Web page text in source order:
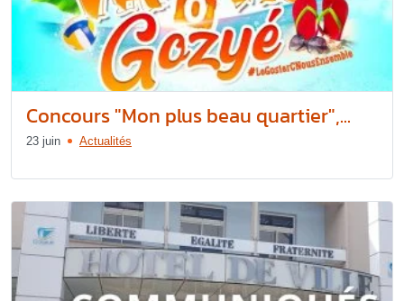
Concours "Mon plus beau quartier",...
23 juin Actualités